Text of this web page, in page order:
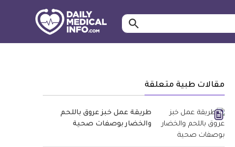
ابحث…
مقالات طبية متعلقة
طريقة عمل خبز عروق باللحم
والخضار بوصفات صحية